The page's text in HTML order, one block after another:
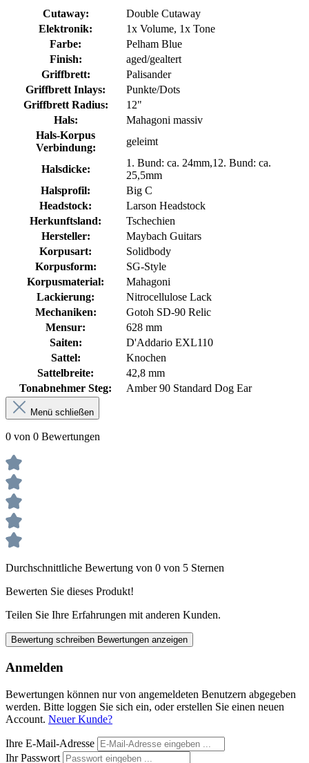
Cutaway:
Double Cutaway
Elektronik:
1x Volume, 1x Tone
Farbe:
Pelham Blue
Finish:
aged/gealtert
Griffbrett:
Palisander
Griffbrett Inlays:
Punkte/Dots
Griffbrett Radius:
12"
Hals:
Mahagoni massiv
Hals-Korpus
Verbindung:
geleimt
Halsdicke:
1. Bund: ca. 24mm,12. Bund: ca.
25,5mm
Halsprofil:
Big C
Headstock:
Larson Headstock
Herkunftsland:
Tschechien
Hersteller:
Maybach Guitars
Korpusart:
Solidbody
Korpusform:
SG-Style
Korpusmaterial:
Mahagoni
Lackierung:
Nitrocellulose Lack
Mechaniken:
Gotoh SD-90 Relic
Mensur:
628 mm
Saiten:
D'Addario EXL110
Sattel:
Knochen
Sattelbreite:
42,8 mm
Tonabnehmer Steg:
Amber 90 Standard Dog Ear
Menü schließen
0 von 0 Bewertungen
Durchschnittliche Bewertung von 0 von 5 Sternen
Bewerten Sie dieses Produkt!
Teilen Sie Ihre Erfahrungen mit anderen Kunden.
Bewertung schreiben Bewertungen anzeigen
Anmelden
Bewertungen können nur von angemeldeten Benutzern abgegeben
werden. Bitte loggen Sie sich ein, oder erstellen Sie einen neuen
Account. Neuer Kunde?
Ihre E-Mail-Adresse
Ihr Passwort